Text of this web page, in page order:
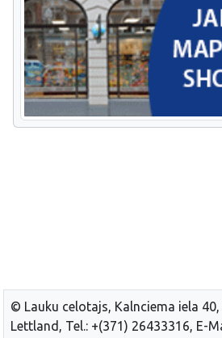
© Lauku celotajs, Kalnciema iela 40,
Lettland, Tel.: +(371) 26433316, E-